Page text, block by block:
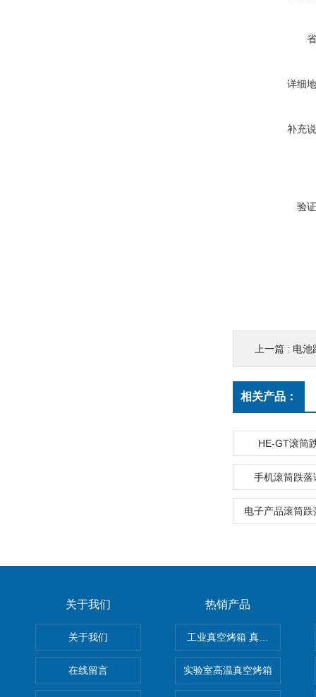
详细
补充
验
上一篇 : 电池
相关产品：
HE-GT滚筒
手机滚筒跌落
电子产品滚筒
关于我们
关于我们
在线留言
热销产品
工业真空烤箱 真空烘箱
实验室高温真空烤箱